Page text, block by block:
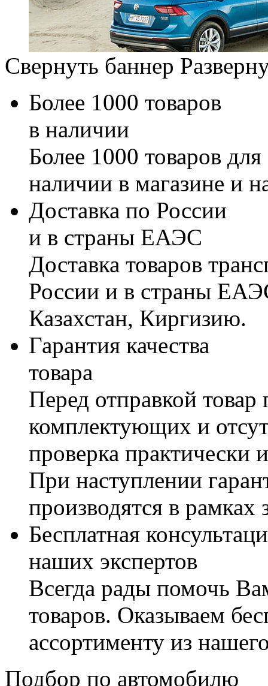
Свернуть баннер
Более 1000 товаров
в наличии
Более 1000 товаров
наличии в магазине и
Доставка по России
и в страны ЕАЭС
Доставка товаров
России и в страны
Казахстан, Киргизию.
Гарантия качества
товара
Перед отправкой товар
комплектующих и
проверка практически
При наступлении
производятся в рамках
Бесплатная
наших экспертов
Всегда рады помочь
товаров. Оказываем
ассортименту из
Подбор по автомобилю